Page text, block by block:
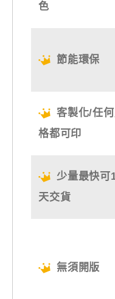
色
節能環保
客製化/任
格都可印
少量最快可
天交貨
無須開版